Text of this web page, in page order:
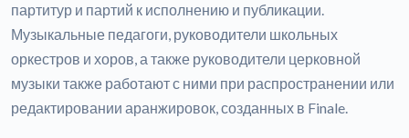
партитур и партий к исполнению и публикации.
Музыкальные педагоги, руководители школьных
оркестров и хоров, а также руководители церковной
музыки также работают с ними при распространении или
редактировании аранжировок, созданных в Finale.